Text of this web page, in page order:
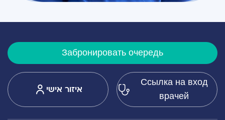
Забронировать очередь
איזור אישי
Ссылка на вход
врачей